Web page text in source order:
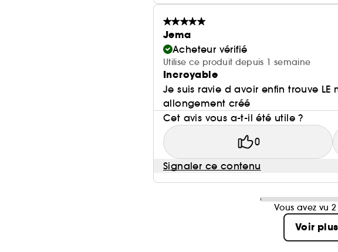
Jema
Acheteur vérifié
Utilise ce produit depuis 1 semaine
Incroyable
Je suis ravie d avoir enfin trouve
allongement créé
Cet avis vous a-t-il été utile ?
0
Signaler ce contenu
Vous avez vu
Voir